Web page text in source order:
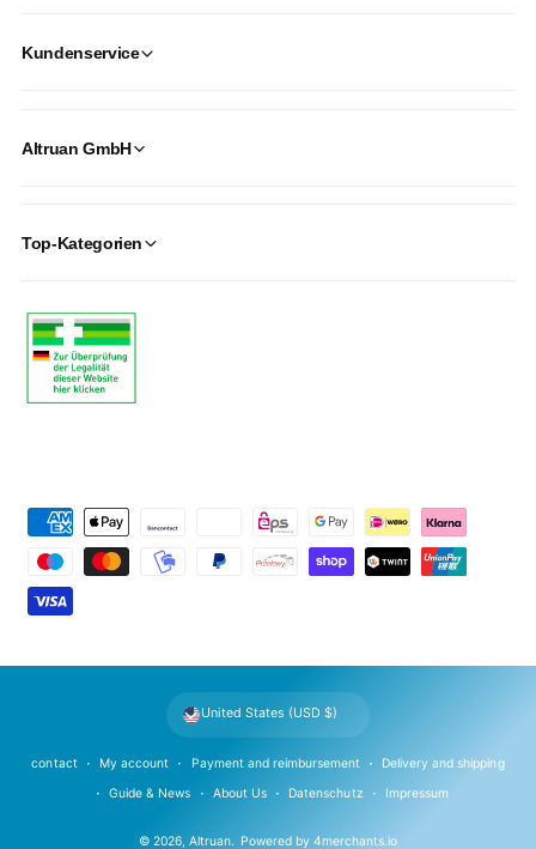
Kundenservice
Altruan GmbH
Top-Kategorien
m
n
© 2026,Altruan. Powered by 4merchants.io
contact My account Payment and reimbursement Delivery and shipping
Guide & News About Us Datenschutz Impressum
United States (USD $)